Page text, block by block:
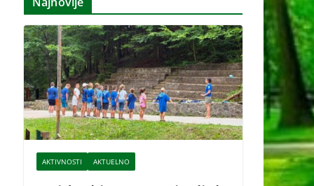
v
e
AKTIVNOSTI AKTUELNO